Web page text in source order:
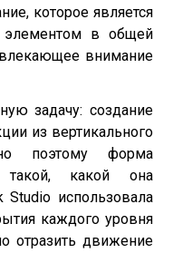
которое является
элементом в общей
внимание
задачу: создание
из вертикального
поэтому форма
такой, какой она
Studio использовала
каждого уровня
отразить движение